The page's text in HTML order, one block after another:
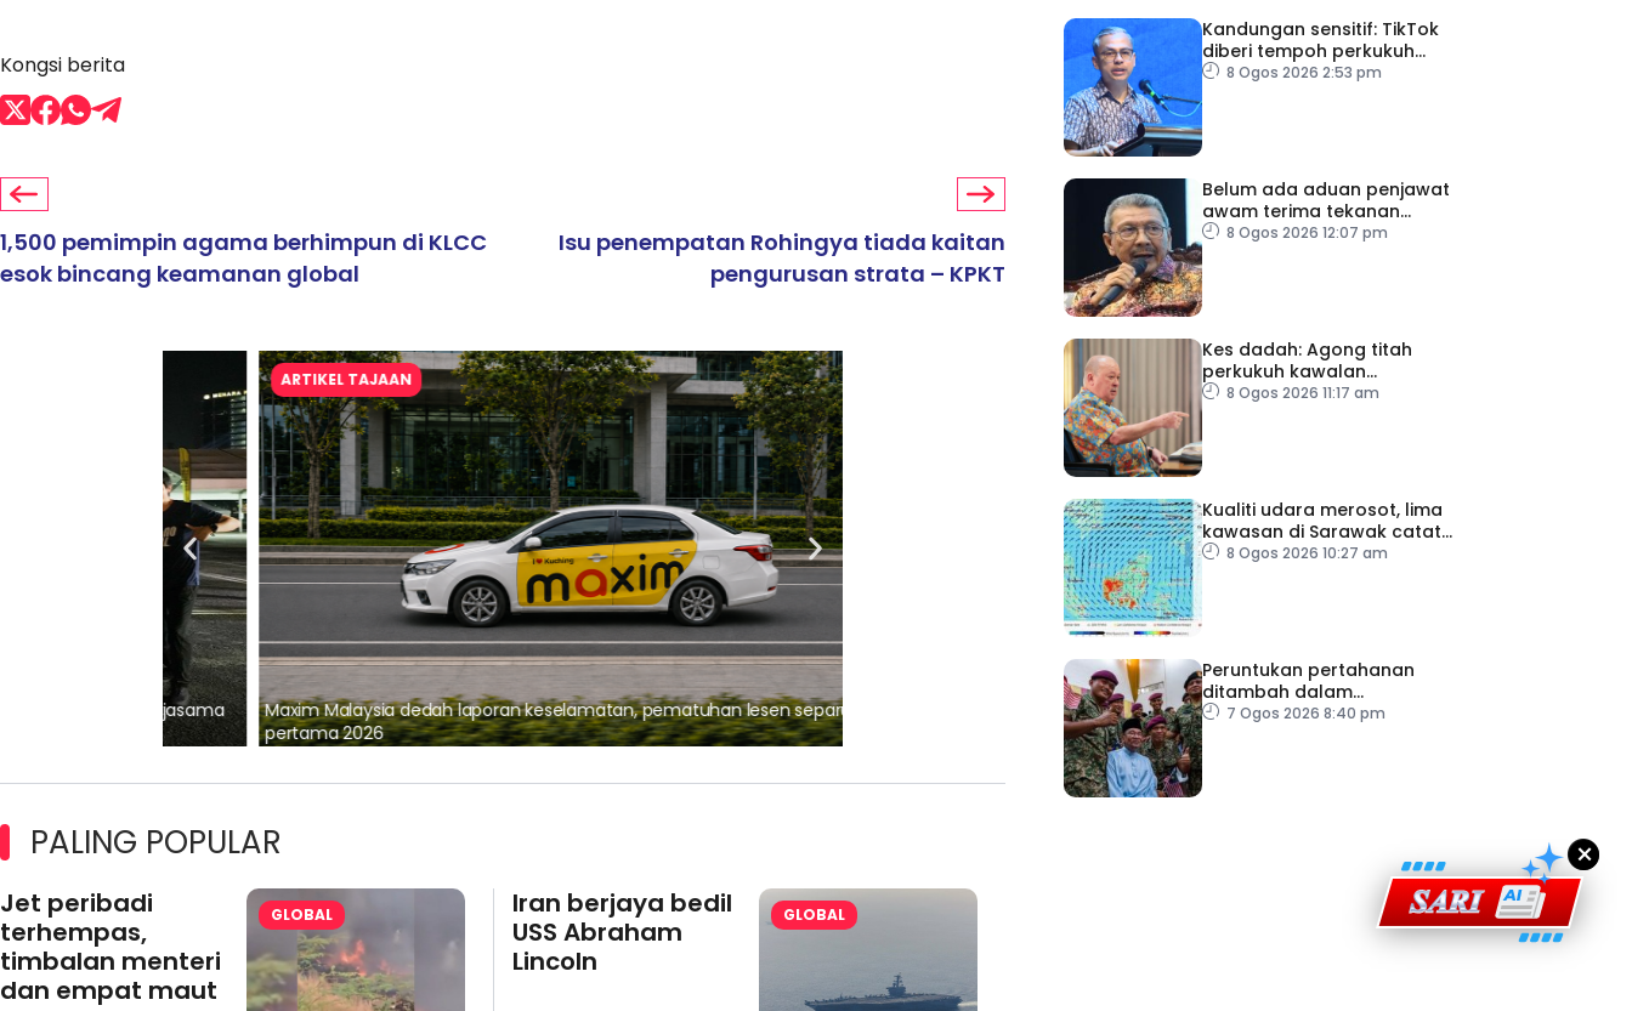
Kongsi berita
1,500 pemimpin agama berhimpun di KLCC
esok bincang keamanan global
Isu penempatan Rohingya tiada kaitan
pengurusan strata – KPKT
ARTIKEL TAJAAN
Maxim Malaysia dedah laporan keselamatan, pematuhan lesen separuh
pertama 2026
Ajinomoto (Malaysia) Berhad Perkasa SCORE Marathon 2026 Melalui Kerjasama
aminoVITAL® Bersama Pempengaruh Larian Antarabangsa
PALING POPULAR
Jet peribadi
terhempas,
timbalan menteri
dan empat maut
GLOBAL
Iran berjaya bedil
USS Abraham
Lincoln
GLOBAL
Kandungan sensitif: TikTok
diberi tempoh perkukuh
sistem moderasi
8 Ogos 2026 2:53 pm
Belum ada aduan penjawat
awam terima tekanan
daripada ahli politik
8 Ogos 2026 12:07 pm
Kes dadah: Agong titah
perkukuh kawalan
lapangan terbang, pintu
8 Ogos 2026 11:17 am
Kualiti udara merosot, lima
kawasan di Sarawak catat
IPU tidak sihat
8 Ogos 2026 10:27 am
Peruntukan pertahanan
ditambah dalam
Belanjawan 2027
7 Ogos 2026 8:40 pm
×